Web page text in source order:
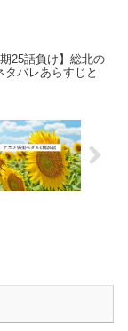
25話負け】総北の
タバレあらすじと